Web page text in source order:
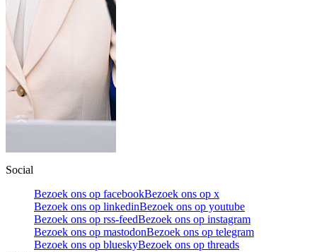
Social
Bezoek ons op facebookBezoek ons op x
Bezoek ons op linkedinBezoek ons op youtube
Bezoek ons op rss-feedBezoek ons op instagram
Bezoek ons op mastodonBezoek ons op telegram
Bezoek ons op blueskyBezoek ons op threads